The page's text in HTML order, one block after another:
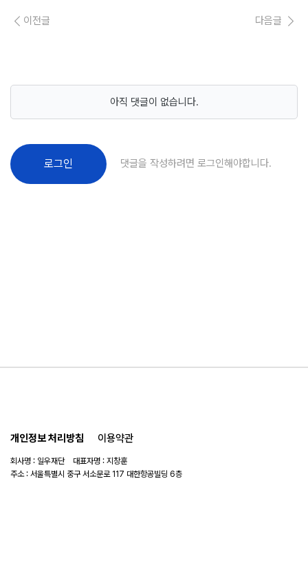
이전글 다음글
아직 댓글이 없습니다.
로그인 댓글을 작성하려면 로그인해야합니다.
개인정보 처리방침 이용약관
회사명 : 일우재단 대표자명 : 지창훈
주소 : 서울특별시 중구 서소문로 117 대한항공빌딩 6층